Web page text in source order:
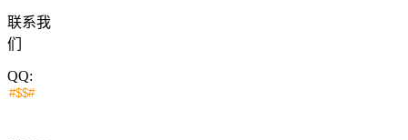
联系我
们
QQ: